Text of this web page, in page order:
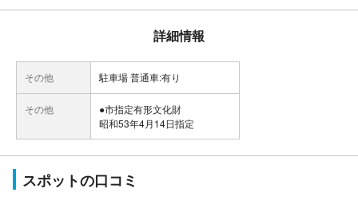
詳細情報
その他 駐車場 普通車:有り
その他
●市指定有形文化財
昭和53年4月14日指定
スポットの口コミ